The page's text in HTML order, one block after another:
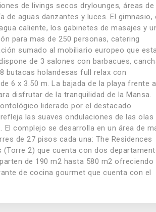
de livings secos drylounges, áreas de
aguas danzantes y luces. El gimnasio,
caliente, los gabinetes de masajes y
para mas de 250 personas, catering
sumado al mobiliario europeo que
de 3 salones con barbacues,
butacas holandesas full relax con
6 x 3.50 m. La bajada de la playa frente
disfrutar de la tranquilidad de la Mansa.
liderado por el destacado
las suaves ondulaciones de las olas
complejo se desarrolla en un área de
de 27 pisos cada una: The Residences
2) que cuenta con dos
de 190 m2 hasta 580 m2 ofreciendo
de cocina gourmet que cuenta con el